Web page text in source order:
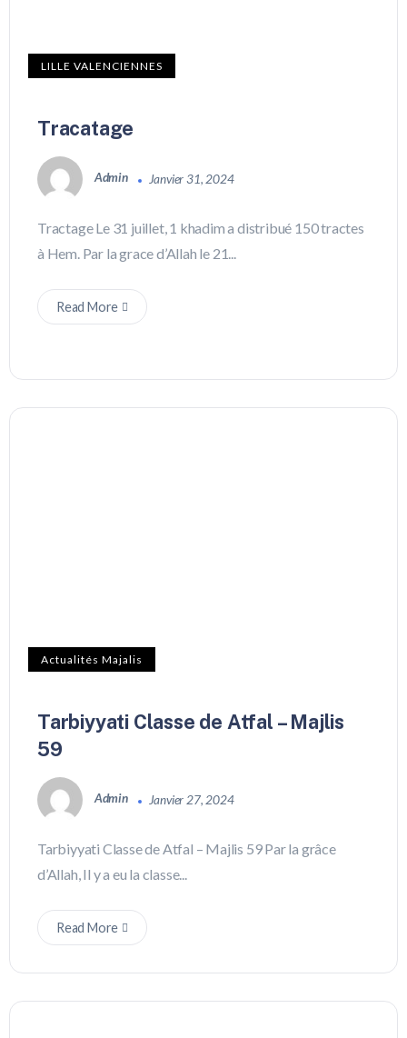
LILLE VALENCIENNES
Tracatage
Admin Janvier 31, 2024
Tractage Le 31 juillet, 1 khadim a distribué 150 tractes
à Hem. Par la grace d’Allah le 21...
Read More
Actualités Majalis
Tarbiyyati Classe de Atfal – Majlis
59
Admin Janvier 27, 2024
Tarbiyyati Classe de Atfal – Majlis 59 Par la grâce
d’Allah, Il y a eu la classe...
Read More